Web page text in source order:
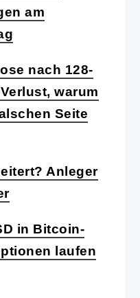
am
nach 128-
warum
Seite
Anleger
in Bitcoin-
laufen